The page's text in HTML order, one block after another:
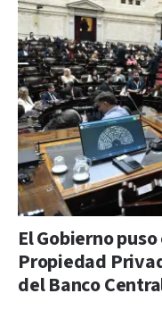
El Gobierno
Propiedad
del Banco